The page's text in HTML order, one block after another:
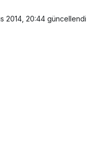
2014, 20:44 güncellendi